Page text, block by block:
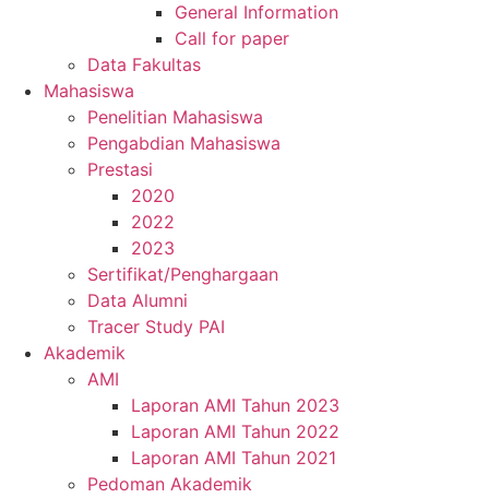
General Information
Call for paper
Data Fakultas
Mahasiswa
Penelitian Mahasiswa
Pengabdian Mahasiswa
Prestasi
2020
2022
2023
Sertifikat/Penghargaan
Data Alumni
Tracer Study PAI
Akademik
AMI
Laporan AMI Tahun 2023
Laporan AMI Tahun 2022
Laporan AMI Tahun 2021
Pedoman Akademik